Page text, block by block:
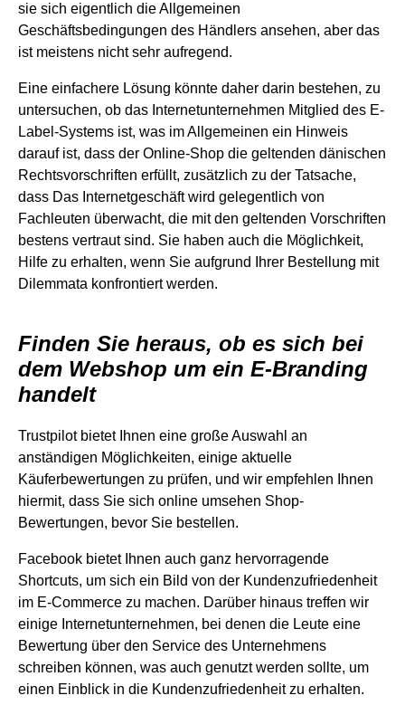
sie sich eigentlich die Allgemeinen
Geschäftsbedingungen des Händlers ansehen, aber das
ist meistens nicht sehr aufregend.
Eine einfachere Lösung könnte daher darin bestehen, zu
untersuchen, ob das Internetunternehmen Mitglied des E-
Label-Systems ist, was im Allgemeinen ein Hinweis
darauf ist, dass der Online-Shop die geltenden dänischen
Rechtsvorschriften erfüllt, zusätzlich zu der Tatsache,
dass Das Internetgeschäft wird gelegentlich von
Fachleuten überwacht, die mit den geltenden Vorschriften
bestens vertraut sind. Sie haben auch die Möglichkeit,
Hilfe zu erhalten, wenn Sie aufgrund Ihrer Bestellung mit
Dilemmata konfrontiert werden.
Finden Sie heraus, ob es sich bei
dem Webshop um ein E-Branding
handelt
Trustpilot bietet Ihnen eine große Auswahl an
anständigen Möglichkeiten, einige aktuelle
Käuferbewertungen zu prüfen, und wir empfehlen Ihnen
hiermit, dass Sie sich online umsehen Shop-
Bewertungen, bevor Sie bestellen.
Facebook bietet Ihnen auch ganz hervorragende
Shortcuts, um sich ein Bild von der Kundenzufriedenheit
im E-Commerce zu machen. Darüber hinaus treffen wir
einige Internetunternehmen, bei denen die Leute eine
Bewertung über den Service des Unternehmens
schreiben können, was auch genutzt werden sollte, um
einen Einblick in die Kundenzufriedenheit zu erhalten.